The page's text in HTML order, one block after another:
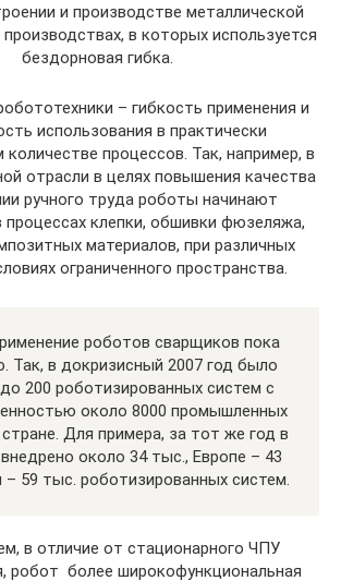
и производстве металлической
в которых используется
бездорновая гибка.
– гибкость применения и
использования в практически
количестве процессов. Так, например, в
отрасли в целях повышения качества
ручного труда роботы начинают
процессах клепки, обшивки фюзеляжа,
материалов, при различных
ограниченного пространства.
роботов сварщиков пока
Так, в докризисный 2007 год было
200 роботизированных систем с
около 8000 промышленных
Для примера, за тот же год в
около 34 тыс., Европе – 43
– 59 тыс. роботизированных систем.
в отличие от стационарного ЧПУ
робот ­ более широкофункциональная